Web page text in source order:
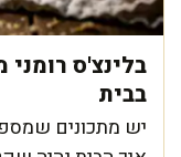
בלינצ'ס
בבית
יש מתכונים